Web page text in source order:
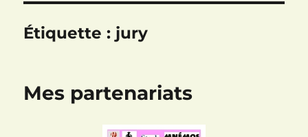
Étiquette : jury
Mes partenariats